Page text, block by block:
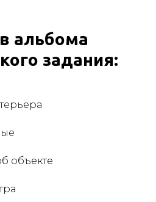
альбома
задания:
объекте